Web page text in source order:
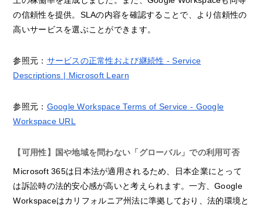
の信頼性を提供。SLAの内容を確認することで、より信頼性の
高いサービスを選ぶことができます。
参照元： サービスの正常性および継続性 - Service
Descriptions | Microsoft Learn
参照元： Google Workspace Terms of Service - Google
Workspace URL
【可用性】国や地域を問わない「グローバル」での利用可否
Microsoft 365は日本法が適用されるため、日本企業にとって
は訴訟時の法的安心感が高いと考えられます。一方、Google
Workspaceはカリフォルニア州法に準拠しており、法的環境と